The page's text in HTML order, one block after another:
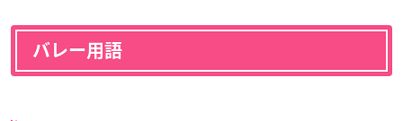
バレー用語